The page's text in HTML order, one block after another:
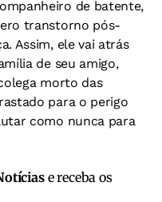
de batente,
transtorno pós-
Assim, ele vai atrás
de seu amigo,
morto das
para o perigo
como nunca para
e receba os